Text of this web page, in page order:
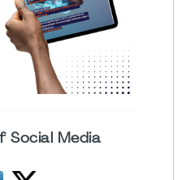
Social Media